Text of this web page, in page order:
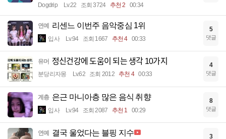
Dogdrip Lv.22 조회 3724 추천 2 00:34
연예 리센느 이번주 음악중심 1위
입사 Lv.94 조회 1667 추천 4 00:33
5
댓글
유머 정신건강에 도움이 되는 생각 10가지
분당리자몽 Lv.62 조회 2012 추천 4 00:33
4
댓글
계층 은근 마니아층 많은 음식 취향
입사 Lv.94 조회 2087 추천 1 00:29
8
댓글
연예 결국 울었다는 블핑 지수 3